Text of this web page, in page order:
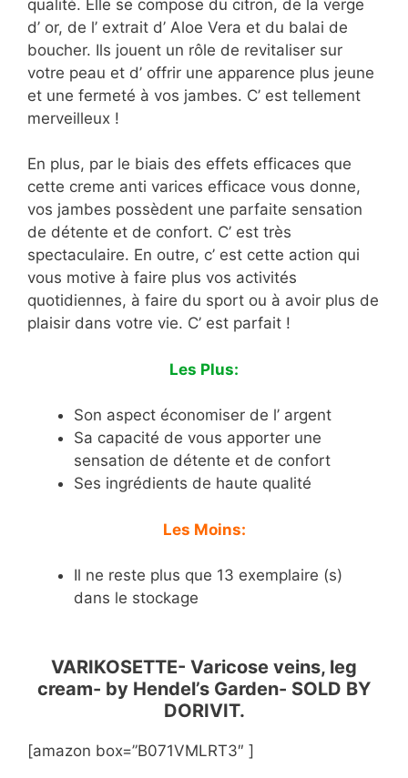
qualité. Elle se compose du citron, de la verge
d’ or, de l’ extrait d’ Aloe Vera et du balai de
boucher. Ils jouent un rôle de revitaliser sur
votre peau et d’ offrir une apparence plus jeune
et une fermeté à vos jambes. C’ est tellement
merveilleux !
En plus, par le biais des effets efficaces que
cette creme anti varices efficace vous donne,
vos jambes possèdent une parfaite sensation
de détente et de confort. C’ est très
spectaculaire. En outre, c’ est cette action qui
vous motive à faire plus vos activités
quotidiennes, à faire du sport ou à avoir plus de
plaisir dans votre vie. C’ est parfait !
Les Plus:
Son aspect économiser de l’ argent
Sa capacité de vous apporter une
sensation de détente et de confort
Ses ingrédients de haute qualité
Les Moins:
Il ne reste plus que 13 exemplaire (s)
dans le stockage
VARIKOSETTE- Varicose veins, leg
cream- by Hendel’s Garden- SOLD BY
DORIVIT.
[amazon box=”B071VMLRT3″ ]